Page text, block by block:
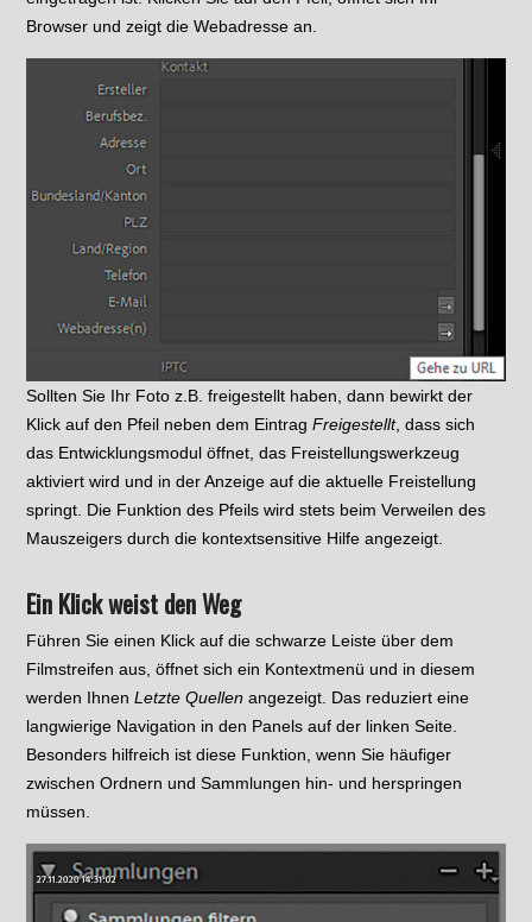
Browser und zeigt die Webadresse an.
Sollten Sie Ihr Foto z.B. freigestellt haben, dann bewirkt der
Klick auf den Pfeil neben dem EintragFreigestellt, dass sich
das Entwicklungsmodul öffnet, das Freistellungswerkzeug
aktiviert wird und in der Anzeige auf die aktuelle Freistellung
springt. Die Funktion des Pfeils wird stets beim Verweilen des
Mauszeigers durch die kontextsensitive Hilfe angezeigt.
Ein Klick weist den Weg
Führen Sie einen Klick auf die schwarze Leiste über dem
Filmstreifen aus, öffnet sich ein Kontextmenü und in diesem
werden IhnenLetzte Quellen angezeigt. Das reduziert eine
langwierige Navigation in den Panels auf der linken Seite.
Besonders hilfreich ist diese Funktion, wenn Sie häufiger
zwischen Ordnern und Sammlungen hin- und herspringen
müssen.